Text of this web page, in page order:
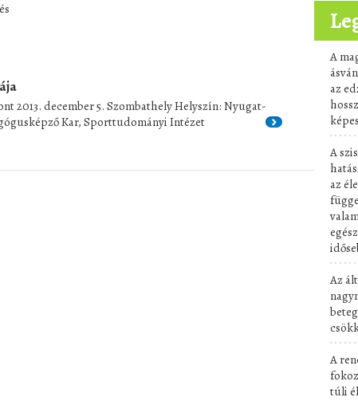
2013. december 5. Szombathely Helyszín: Nyugat-
Kar, Sporttudományi Intézet
A
az
A
az
Az
A
túli